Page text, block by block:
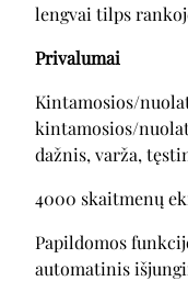
lengvai tilps
Privalumai
Kintamosios/
kintamosios/
dažnis, varža,
4000 skaitmenų
Papildomos
automatinis